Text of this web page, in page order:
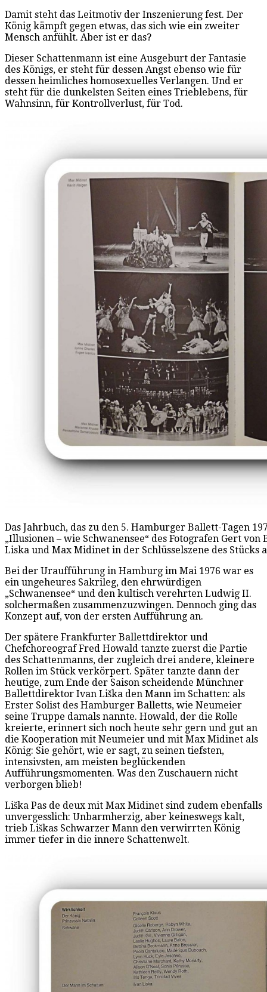
Damit steht das Leitmotiv der Inszenierung fest. Der
König kämpft gegen etwas, das sich wie ein zweiter
Mensch anfühlt. Aber ist er das?
Dieser Schattenmann ist eine Ausgeburt der Fantasie
des Königs, er steht für dessen Angst ebenso wie für
dessen heimliches homosexuelles Verlangen. Und er
steht für die dunkelsten Seiten eines Trieblebens, für
Wahnsinn, für Kontrollverlust, für Tod.
Das Jahrbuch, das zu den 5. Hamburger Ballett-Tagen
„Illusionen – wie Schwanensee“ des Fotografen Gert
Liska und Max Midinet in der Schlüsselszene des Stücks
Bei der Uraufführung in Hamburg im Mai 1976 war es
ein ungeheures Sakrileg, den ehrwürdigen
„Schwanensee“ und den kultisch verehrten Ludwig II.
solchermaßen zusammenzuzwingen. Dennoch ging das
Konzept auf, von der ersten Aufführung an.
Der spätere Frankfurter Ballettdirektor und
Chefchoreograf Fred Howald tanzte zuerst die Partie
des Schattenmanns, der zugleich drei andere, kleinere
Rollen im Stück verkörpert. Später tanzte dann der
heutige, zum Ende der Saison scheidende Münchner
Ballettdirektor Ivan Liška den Mann im Schatten: als
Erster Solist des Hamburger Balletts, wie Neumeier
seine Truppe damals nannte. Howald, der die Rolle
kreierte, erinnert sich noch heute sehr gern und gut an
die Kooperation mit Neumeier und mit Max Midinet als
König: Sie gehört, wie er sagt, zu seinen tiefsten,
intensivsten, am meisten beglückenden
Aufführungsmomenten. Was den Zuschauern nicht
verborgen blieb!
Liška Pas de deux mit Max Midinet sind zudem ebenfalls
unvergesslich: Unbarmherzig, aber keineswegs kalt,
trieb Liškas Schwarzer Mann den verwirrten König
immer tiefer in die innere Schattenwelt.